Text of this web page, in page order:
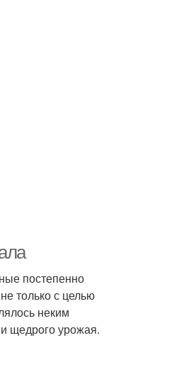
постепенно
только с целью
неким
щедрого урожая.